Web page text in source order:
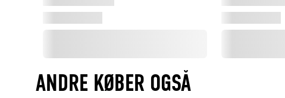
ANDRE KØBER OGSÅ